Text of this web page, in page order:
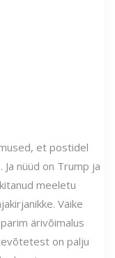
et postidel
nüüd on Trump ja
meeletu
Väike
ärivõimalus
on palju